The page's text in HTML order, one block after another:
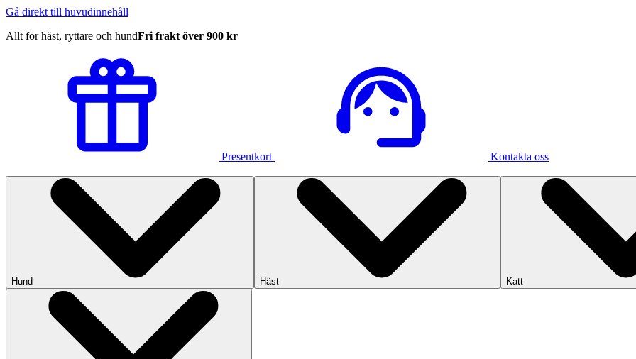
Gå direkt till huvudinnehåll
Allt för häst, ryttare och hundFri frakt över 900 kr
Presentkort Kontakta oss
Hund Häst Katt